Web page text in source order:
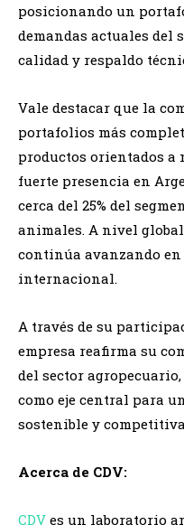
posicionando un
demandas actuales del
calidad y respaldo
Vale destacar que la
portafolios más
productos orientados a
fuerte presencia en
cerca del 25% del
animales. A nivel
continúa avanzando en
internacional.
A través de su
empresa reafirma su
del sector
como eje central para
sostenible y
Acerca de CDV:
CDV es un laboratorio